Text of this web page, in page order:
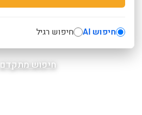
חיפוש AI חיפוש רגיל
חיפוש מתקדם